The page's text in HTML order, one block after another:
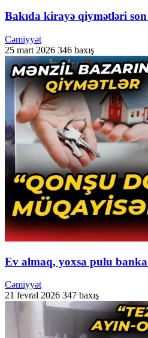
Bakıda kirayə qiymətləri
Cəmiyyət
25 mart 2026 346 baxış
Ev almaq, yoxsa pulu
Cəmiyyət
21 fevral 2026 347 baxış